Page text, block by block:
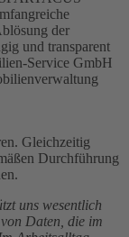
der
und transparent
Service GmbH
Gleichzeitig
Durchführung
uns wesentlich
Daten, die im